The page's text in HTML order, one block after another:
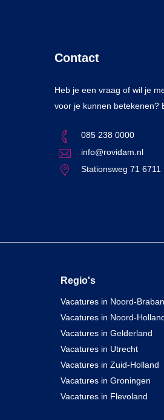
Contact
Heb je een vraag of wil je
voor je kunnen betekenen?
085 238 0000
info@rovidam.nl
Stationsweg 71 6711
Regio's
Vacatures in Noord-
Vacatures in Noord-
Vacatures in Gelderland
Vacatures in Utrecht
Vacatures in Zuid-Holland
Vacatures in Groningen
Vacatures in Flevoland